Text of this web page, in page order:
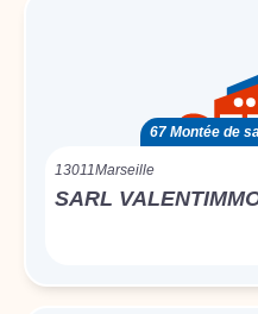
67 Montée de
13011Marseille
SARL